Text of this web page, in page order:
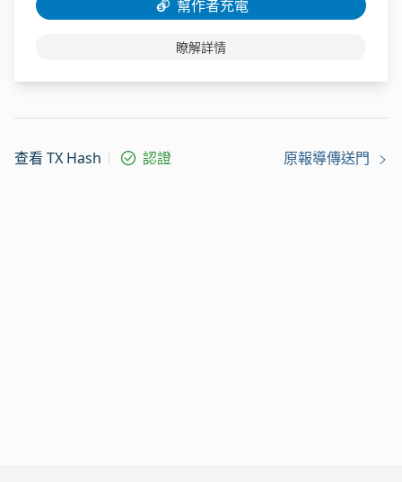
幫作者充電
瞭解詳情
查看 TX Hash 認證 原報導傳送門